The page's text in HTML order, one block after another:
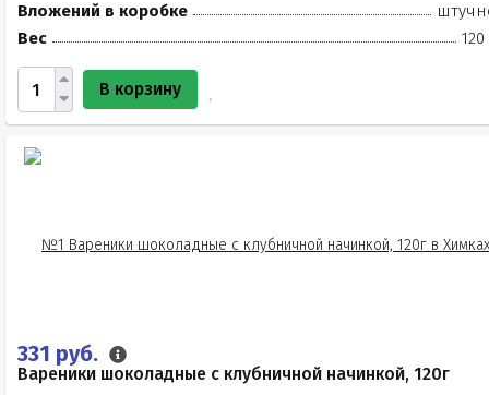
Вложений в коробке
Вес
120
В корзину
331 руб.
Вареники шоколадные с клубничной начинкой, 120г